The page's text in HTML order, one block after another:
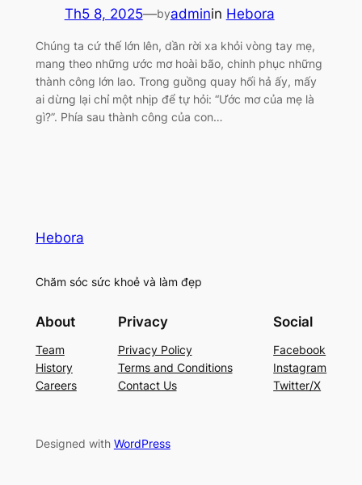
Th5 8, 2025—byadminin Hebora
Chúng ta cứ thế lớn lên, dần rời xa khỏi vòng tay mẹ,
mang theo những ước mơ hoài bão, chinh phục những
thành công lớn lao. Trong guồng quay hối hả ấy, mấy
ai dừng lại chỉ một nhịp để tự hỏi: “Ước mơ của mẹ là
gì?”. Phía sau thành công của con…
Hebora
Chăm sóc sức khoẻ và làm đẹp
About
Team
History
Careers
Privacy
Privacy Policy
Terms and Conditions
Contact Us
Social
Facebook
Instagram
Twitter/X
Designed with WordPress